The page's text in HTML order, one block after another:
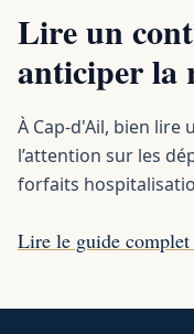
Lire un
anticiper la
À Cap-d'Ail, bien
l’attention sur les
forfaits
Lire le guide